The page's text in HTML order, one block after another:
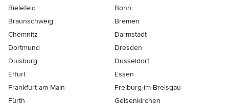
Bielefeld
Bonn
Braunschweig
Bremen
Chemnitz
Darmstadt
Dortmund
Dresden
Duisburg
Düsseldorf
Erfurt
Essen
Frankfurt am Main
Freiburg-im-Breisgau
Fürth
Gelsenkirchen